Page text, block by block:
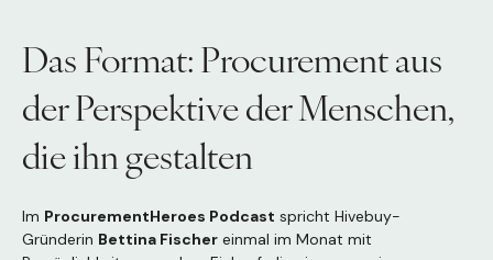
Das Format: Procurement aus
der Perspektive der Menschen,
die ihn gestalten
Im ProcurementHeroes Podcast spricht Hivebuy-
Gründerin Bettina Fischer einmal im Monat mit